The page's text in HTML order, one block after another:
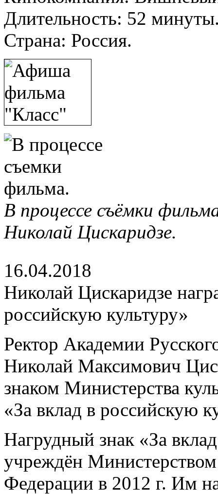
Длительность: 52
Страна: Россия.
В процессе съёмки
Николай Цискаридзе.
16.04.2018
Николай Цискаридзе
российскую культуру»
Ректор Академии
Николай Максимович
знаком Министерства
«За вклад в российскую
Нагрудный знак «За
учреждён
Федерации в 2012 г. Им